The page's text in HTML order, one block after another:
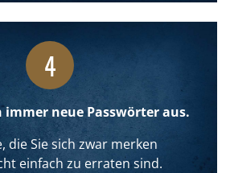
4
immer neue Passwörter aus.
die Sie sich zwar merken
einfach zu erraten sind.